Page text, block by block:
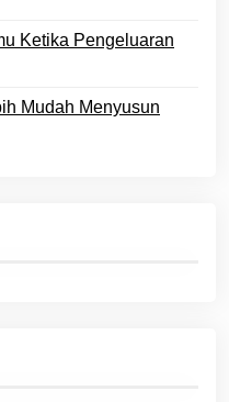
Ketika Pengeluaran
Mudah Menyusun